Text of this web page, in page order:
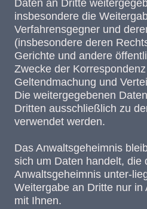
Daten an Dritte
insbesondere die
Verfahrensgegner und
(insbesondere deren
Gerichte und andere
Zwecke der
Geltendmachung und
Die weitergegebenen
Dritten ausschließlich zu
verwendet werden.
Das Anwaltsgeheimnis
sich um Daten handelt, die
Anwaltsgeheimnis unter-
Weitergabe an Dritte nur in
mit Ihnen.